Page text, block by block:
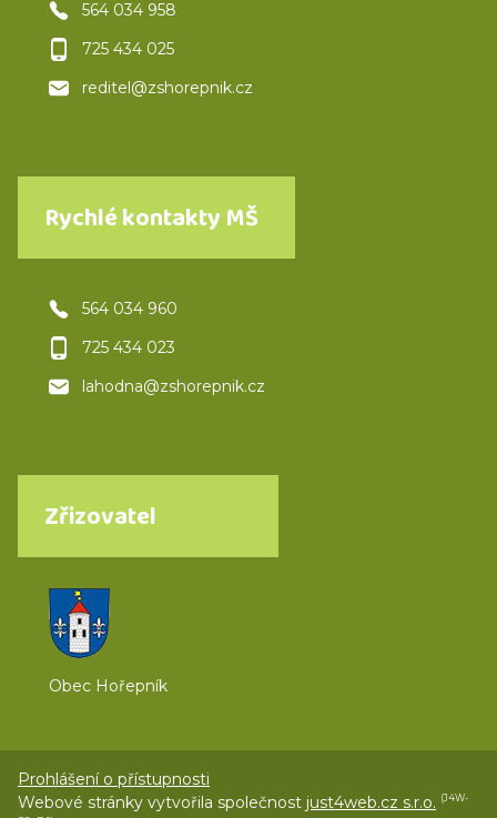
564 034 958
725 434 025
reditel@zshorepnik.cz
Rychlé kontakty MŠ
564 034 960
725 434 023
lahodna@zshorepnik.cz
Zřizovatel
Obec Hořepník
Prohlášení o přístupnosti
Webové stránky vytvořila společnost just4web.cz s.r.o. (J4W-